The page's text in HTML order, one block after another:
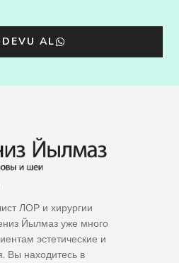
AL
ЛОР и хирургии
Йылмаз уже много
эстетические и
Вы находитесь в